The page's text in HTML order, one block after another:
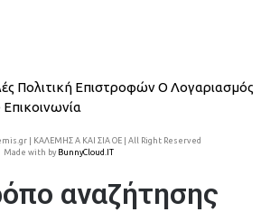
Πολιτική ΕπιστροφώνΟ Λογαριασμός
Επικοινωνία
| ΚΑΛΕΜΗΣ Α ΚΑΙ ΣΙΑ ΟΕ | All Right Reserved
Made with by BunnyCloud.IT
αναζήτησης